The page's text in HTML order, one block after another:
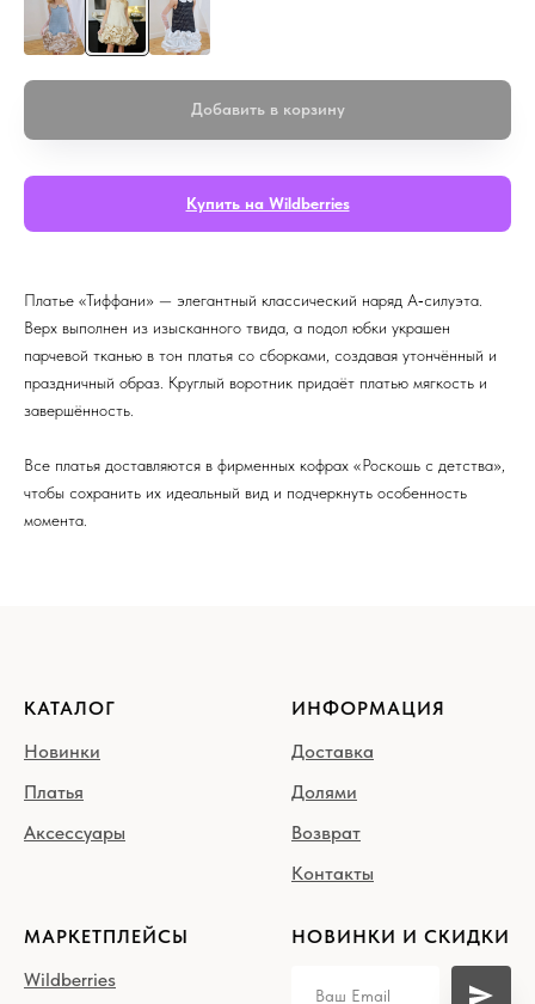
Добавить в корзину
Купить на Wildberries
Платье «Тиффани» — элегантный классический наряд А‑силуэта.
Верх выполнен из изысканного твида, а подол юбки украшен
парчевой тканью в тон платья со сборками, создавая утончённый и
праздничный образ. Круглый воротник придаёт платью мягкость и
завершённость.
Все платья доставляются в фирменных кофрах «Роскошь с детства»,
чтобы сохранить их идеальный вид и подчеркнуть особенность
момента.
КАТАЛОГ
Новинки
Платья
Аксессуары
ИНФОРМАЦИЯ
Доставка
Долями
Возврат
Контакты
МАРКЕТПЛЕЙСЫ
Wildberries
НОВИНКИ И СКИДКИ